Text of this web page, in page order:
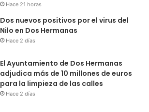
Hace 21 horas
Dos nuevos positivos por el virus del
Nilo en Dos Hermanas
Hace 2 días
El Ayuntamiento de Dos Hermanas
adjudica más de 10 millones de euros
para la limpieza de las calles
Hace 2 días